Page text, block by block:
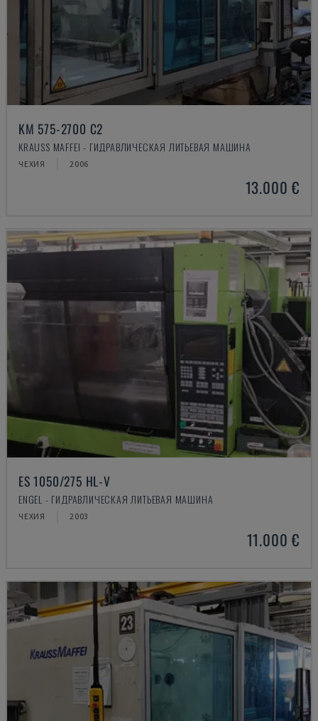
KM 575-2700 C2
KRAUSS MAFFEI - ГИДРАВЛИЧЕСКАЯ ЛИТЬЕВАЯ МАШИНА
ЧЕХИЯ 2006
13.000 €
ES 1050/275 HL-V
ENGEL - ГИДРАВЛИЧЕСКАЯ ЛИТЬЕВАЯ МАШИНА
ЧЕХИЯ 2003
11.000 €